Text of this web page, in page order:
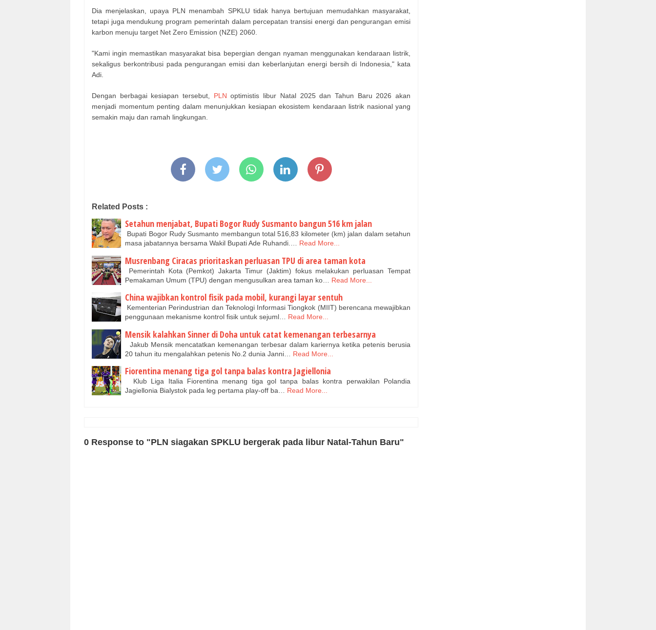
Dia menjelaskan, upaya PLN menambah SPKLU tidak hanya bertujuan memudahkan masyarakat,
tetapi juga mendukung program pemerintah dalam percepatan transisi energi dan pengurangan emisi
karbon menuju target Net Zero Emission (NZE) 2060.
"Kami ingin memastikan masyarakat bisa bepergian dengan nyaman menggunakan kendaraan listrik,
sekaligus berkontribusi pada pengurangan emisi dan keberlanjutan energi bersih di Indonesia," kata
Adi.
Dengan berbagai kesiapan tersebut, PLN optimistis libur Natal 2025 dan Tahun Baru 2026 akan
menjadi momentum penting dalam menunjukkan kesiapan ekosistem kendaraan listrik nasional yang
semakin maju dan ramah lingkungan.
Related Posts :
Setahun menjabat, Bupati Bogor Rudy Susmanto bangun 516 km jalan
Bupati Bogor Rudy Susmanto membangun total 516,83 kilometer (km) jalan dalam setahun
masa jabatannya bersama Wakil Bupati Ade Ruhandi.…
Read More...
Musrenbang Ciracas prioritaskan perluasan TPU di area taman kota
Pemerintah Kota (Pemkot) Jakarta Timur (Jaktim) fokus melakukan perluasan Tempat
Pemakaman Umum (TPU) dengan mengusulkan area taman ko…
Read More...
China wajibkan kontrol fisik pada mobil, kurangi layar sentuh
Kementerian Perindustrian dan Teknologi Informasi Tiongkok (MIIT) berencana mewajibkan
penggunaan mekanisme kontrol fisik untuk sejuml…
Read More...
Mensik kalahkan Sinner di Doha untuk catat kemenangan terbesarnya
Jakub Mensik mencatatkan kemenangan terbesar dalam kariernya ketika petenis berusia
20 tahun itu mengalahkan petenis No.2 dunia Janni…
Read More...
Fiorentina menang tiga gol tanpa balas kontra Jagiellonia
Klub Liga Italia Fiorentina menang tiga gol tanpa balas kontra perwakilan Polandia
Jagiellonia Bialystok pada leg pertama play-off ba…
Read More...
0 Response to "PLN siagakan SPKLU bergerak pada libur Natal-Tahun Baru"